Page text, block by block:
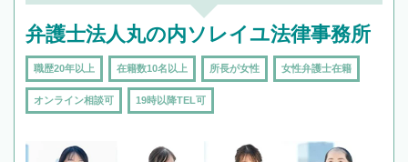
弁護士法人丸の内ソレイユ法律事務所
職歴20年以上 在籍数10名以上 所長が女性 女性弁護士在籍
オンライン相談可 19時以降TEL可